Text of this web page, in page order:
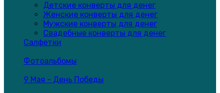
Детские конверты для денег
Женские конверты для денег
Мужские конверты для денег
Свадебные конверты для денег
Салфетки
Фотоальбомы
9 Мая - День Победы